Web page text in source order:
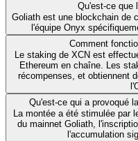
Qu'est-ce que
Goliath est une blockchain de
l'équipe Onyx
Comment
Le staking de XCN est
Ethereum en chaîne. Les
récompenses, et obtiennent
Qu'est-ce qui a provoqué
La montée a été stimulée par
du mainnet Goliath,
l'accumulation